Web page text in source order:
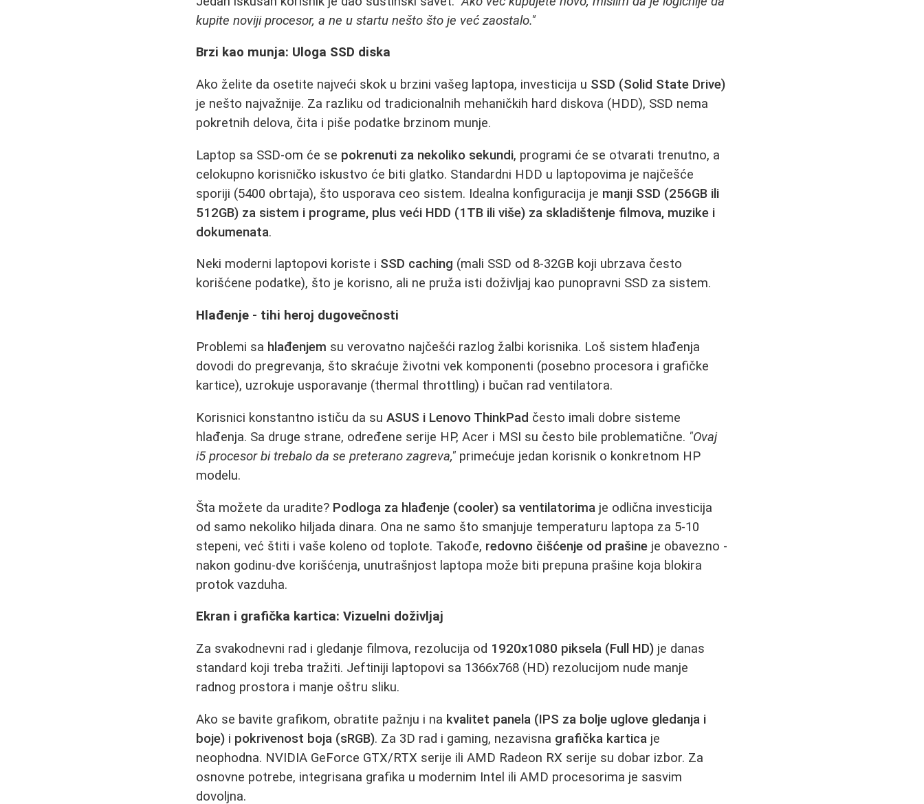
kupite noviji procesor, a ne u startu nešto što je već zaostalo."
Brzi kao munja: Uloga SSD diska
Ako želite da osetite najveći skok u brzini vašeg laptopa, investicija u SSD (Solid State Drive)
je nešto najvažnije. Za razliku od tradicionalnih mehaničkih hard diskova (HDD), SSD nema
pokretnih delova, čita i piše podatke brzinom munje.
Laptop sa SSD-om će se pokrenuti za nekoliko sekundi, programi će se otvarati trenutno, a
celokupno korisničko iskustvo će biti glatko. Standardni HDD u laptopovima je najčešće
sporiji (5400 obrtaja), što usporava ceo sistem. Idealna konfiguracija je manji SSD (256GB ili
512GB) za sistem i programe, plus veći HDD (1TB ili više) za skladištenje filmova, muzike i
dokumenata.
Neki moderni laptopovi koriste i SSD caching (mali SSD od 8-32GB koji ubrzava često
korišćene podatke), što je korisno, ali ne pruža isti doživljaj kao punopravni SSD za sistem.
Hlađenje - tihi heroj dugovečnosti
Problemi sa hlađenjem su verovatno najčešći razlog žalbi korisnika. Loš sistem hlađenja
dovodi do pregrevanja, što skraćuje životni vek komponenti (posebno procesora i grafičke
kartice), uzrokuje usporavanje (thermal throttling) i bučan rad ventilatora.
Korisnici konstantno ističu da suASUS i Lenovo ThinkPad često imali dobre sisteme
hlađenja. Sa druge strane, određene serije HP, Acer i MSI su često bile problematične. "Ovaj
i5 procesor bi trebalo da se preterano zagreva," primećuje jedan korisnik o konkretnom HP
modelu.
Šta možete da uradite? Podloga za hlađenje (cooler) sa ventilatorima je odlična investicija
od samo nekoliko hiljada dinara. Ona ne samo što smanjuje temperaturu laptopa za 5-10
stepeni, već štiti i vaše koleno od toplote. Takođe, redovno čišćenje od prašine je obavezno -
nakon godinu-dve korišćenja, unutrašnjost laptopa može biti prepuna prašine koja blokira
protok vazduha.
Ekran i grafička kartica: Vizuelni doživljaj
Za svakodnevni rad i gledanje filmova, rezolucija od 1920x1080 piksela (Full HD) je danas
standard koji treba tražiti. Jeftiniji laptopovi sa 1366x768 (HD) rezolucijom nude manje
radnog prostora i manje oštru sliku.
Ako se bavite grafikom, obratite pažnju i na kvalitet panela (IPS za bolje uglove gledanja i
boje) i pokrivenost boja (sRGB). Za 3D rad i gaming, nezavisna grafička kartica je
neophodna. NVIDIA GeForce GTX/RTX serije ili AMD Radeon RX serije su dobar izbor. Za
osnovne potrebe, integrisana grafika u modernim Intel ili AMD procesorima je sasvim
dovoljna.